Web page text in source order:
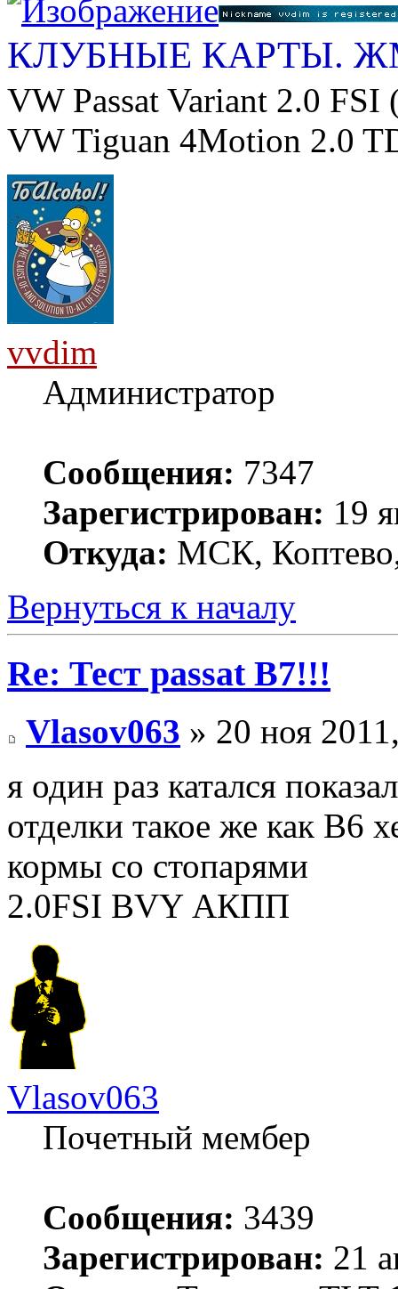
КЛУБНЫЕ КАРТЫ.
VW Passat Variant 2.0
VW Tiguan 4Motion 2.0
vvdim
Администратор
Сообщения: 7347
Зарегистрирован: 19
Откуда: МСК,
Вернуться к началу
Re: Тест passat B7!!!
Vlasov063 » 20 ноя
я один раз катался
отделки такое же как В6
кормы со стопарями
2.0FSI BVY АКПП
Vlasov063
Почетный мембер
Сообщения: 3439
Зарегистрирован: 21